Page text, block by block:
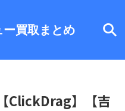
買取まとめ
ClickDrag】【吉